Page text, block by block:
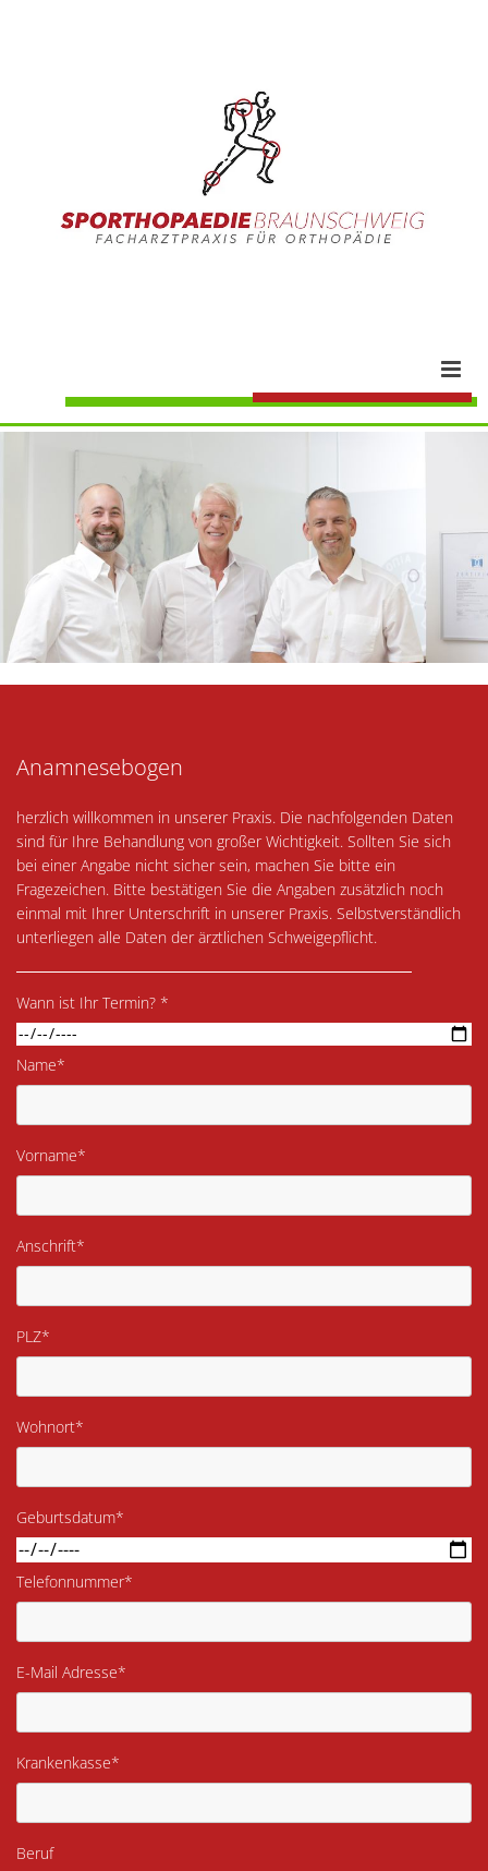
Anamnesebogen
herzlich willkommen in unserer Praxis. Die nachfolgenden Daten
sind für Ihre Behandlung von großer Wichtigkeit. Sollten Sie sich
bei einer Angabe nicht sicher sein, machen Sie bitte ein
Fragezeichen. Bitte bestätigen Sie die Angaben zusätzlich noch
einmal mit Ihrer Unterschrift in unserer Praxis. Selbstverständlich
unterliegen alle Daten der ärztlichen Schweigepflicht.
Wann ist Ihr Termin? *
Name*
Vorname*
Anschrift*
PLZ*
Wohnort*
Geburtsdatum*
Telefonnummer*
E-Mail Adresse*
Krankenkasse*
Beruf